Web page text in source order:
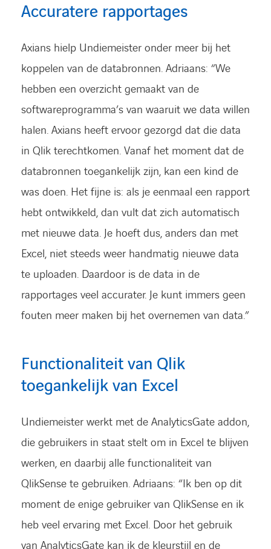
Accuratere rapportages
Axians hielp Undiemeister onder meer bij het
koppelen van de databronnen. Adriaans: “We
hebben een overzicht gemaakt van de
softwareprogramma’s van waaruit we data willen
halen. Axians heeft ervoor gezorgd dat die data
in Qlik terechtkomen. Vanaf het moment dat de
databronnen toegankelijk zijn, kan een kind de
was doen. Het fijne is: als je eenmaal een rapport
hebt ontwikkeld, dan vult dat zich automatisch
met nieuwe data. Je hoeft dus, anders dan met
Excel, niet steeds weer handmatig nieuwe data
te uploaden. Daardoor is de data in de
rapportages veel accurater. Je kunt immers geen
fouten meer maken bij het overnemen van data.”
Functionaliteit van Qlik
toegankelijk van Excel
Undiemeister werkt met de AnalyticsGate addon,
die gebruikers in staat stelt om in Excel te blijven
werken, en daarbij alle functionaliteit van
QlikSense te gebruiken. Adriaans: “Ik ben op dit
moment de enige gebruiker van QlikSense en ik
heb veel ervaring met Excel. Door het gebruik
van AnalyticsGate kan ik de kleurstijl en de